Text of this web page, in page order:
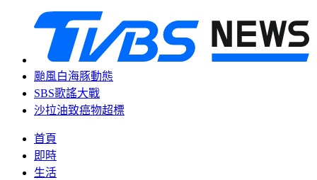
颱風白海豚動態
SBS歌謠大戰
沙拉油致癌物超標
首頁
即時
生活